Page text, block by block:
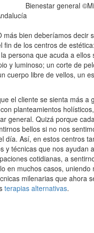
Bienestar general
más bien deberíamos decir
fin de los centros de
persona que acuda a
y luminoso; un corte de
cuerpo libre de vellos, un
el cliente se sienta más
planteamientos
general. Quizá porque
bellos si no nos
día. Así, en estos centros
y técnicas que nos ayudan
cotidianas, a
en muchos casos,
milenarias que ahora
terapias alternativas.